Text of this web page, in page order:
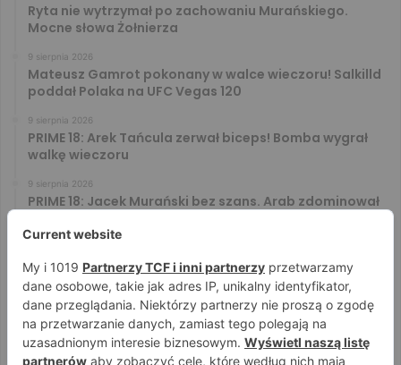
Ryta nie wytrzymał po zachowaniu Murańskiego.
Mocne słowa Żołnierza
9 sierpnia 2026
Mateusz Gamrot pokonany w walce wieczoru! Salkilld
poddał Polaka na UFC Vegas 120
9 sierpnia 2026
PRIME 18: Arek Tańcula zerwał biceps! Bomba wygrał
walkę wieczoru
9 sierpnia 2026
PRIME 18: Jacek Murański bez szans. Arab zdominował
PRIME 18: Mariusz Wach rozbity przez 6. rywali. Gypsy
Team zwyciężył w 3. rundzie
8 sierpnia 2026
PRIME 18: Bagieta wrócił i wygrał. Wampirek przegrał w
2. rundzie